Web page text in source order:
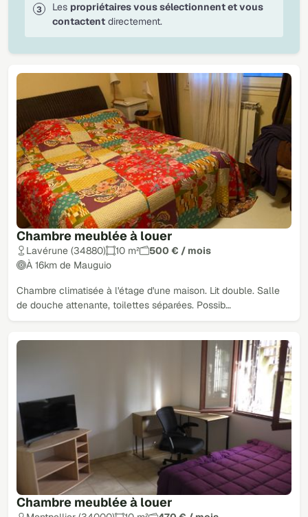
Chambre meublée à louer
Lavérune (34880) 10 m²
500 € / mois
À 16km de Mauguio
Chambre climatisée à l'étage d'une maison. Lit double. Salle
de douche attenante, toilettes séparées. Possib…
Chambre meublée à louer
Les propriétaires vous sélectionnent et vous
contactent directement.